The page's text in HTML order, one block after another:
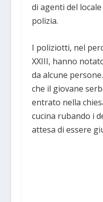
di agenti del
polizia.
I poliziotti, nel
XXIII, hanno
da alcune
che il giovane
entrato nella
cucina rubando i
attesa di essere